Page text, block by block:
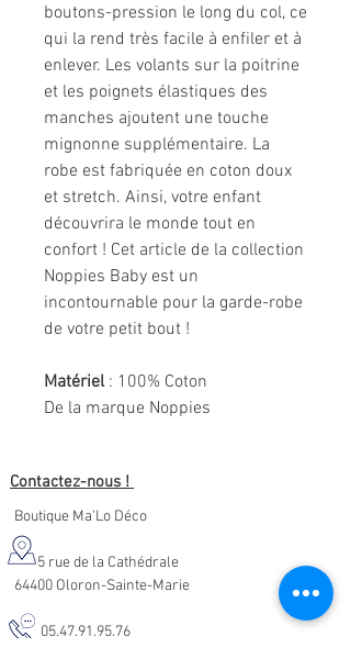
boutons-pression le long du col, ce
qui la rend très facile à enfiler et à
enlever. Les volants sur la poitrine
et les poignets élastiques des
manches ajoutent une touche
mignonne supplémentaire. La
robe est fabriquée en coton doux
et stretch. Ainsi, votre enfant
découvrira le monde tout en
confort ! Cet article de la collection
Noppies Baby est un
incontournable pour la garde-robe
de votre petit bout !
Matériel: 100% Coton
De la marque Noppies
Contactez-nous !
Boutique Ma'Lo Déco
5 rue de la Cathédrale
64400 Oloron-Sainte-Marie
05.47.91.95.76